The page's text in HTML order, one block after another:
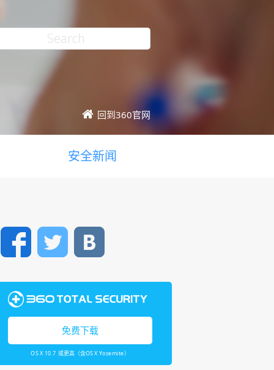
回到360官网
安全新闻
FacebookTwitter
免费下载
OS X 10.7 或更高（含OS X Yosemite）